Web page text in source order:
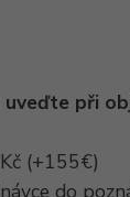
při
(+155€)
do